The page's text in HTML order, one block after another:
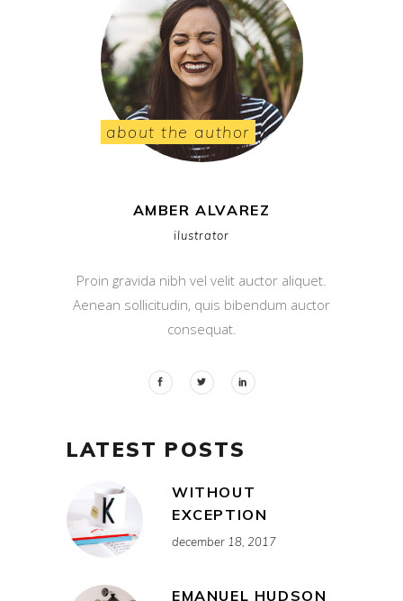
about the author
AMBER ALVAREZ
ilustrator
Proin gravida nibh vel velit auctor aliquet.
Aenean sollicitudin, quis bibendum auctor
consequat.
LATEST POSTS
WITHOUT
EXCEPTION
december 18, 2017
EMANUEL HUDSON